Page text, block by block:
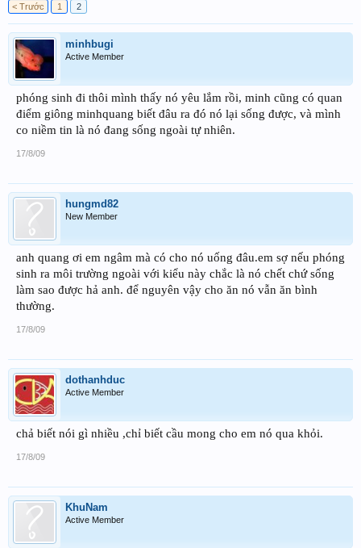
< Trước 1 2
minhbugi
Active Member
phóng sinh đi thôi mình thấy nó yêu lắm rồi, minh cũng có quan
điểm giông minhquang biết đâu ra đó nó lại sống được, và mình
co niềm tin là nó đang sống ngoài tự nhiên.
17/8/09
hungmd82
New Member
anh quang ơi em ngâm mà có cho nó uống đâu.em sợ nếu phóng
sinh ra môi trường ngoài với kiểu này chắc là nó chết chứ sống
làm sao được hả anh. để nguyên vậy cho ăn nó vẫn ăn bình
thường.
17/8/09
dothanhduc
Active Member
chả biết nói gì nhiều ,chỉ biết cầu mong cho em nó qua khỏi.
17/8/09
KhuNam
Active Member